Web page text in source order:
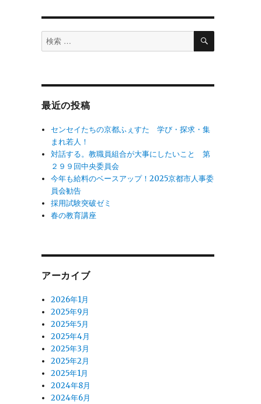
検
索
検
最近の投稿
センセイたちの京都ふぇすた 学び・探求・集
まれ若人！
対話する。教職員組合が大事にしたいこと 第
２９９回中央委員会
今年も給料のベースアップ！2025京都市人事委
員会勧告
採用試験突破ゼミ
春の教育講座
アーカイブ
2026年1月
2025年9月
2025年5月
2025年4月
2025年3月
2025年2月
2025年1月
2024年8月
2024年6月